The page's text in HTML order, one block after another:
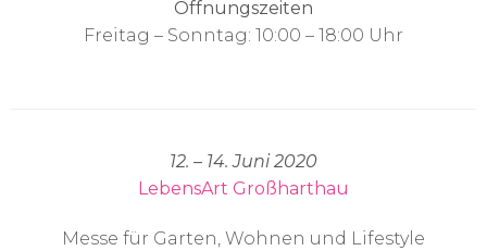
Öffnungszeiten
Freitag – Sonntag: 10:00 – 18:00 Uhr
12. – 14. Juni 2020
LebensArt Großharthau
Messe für Garten, Wohnen und Lifestyle